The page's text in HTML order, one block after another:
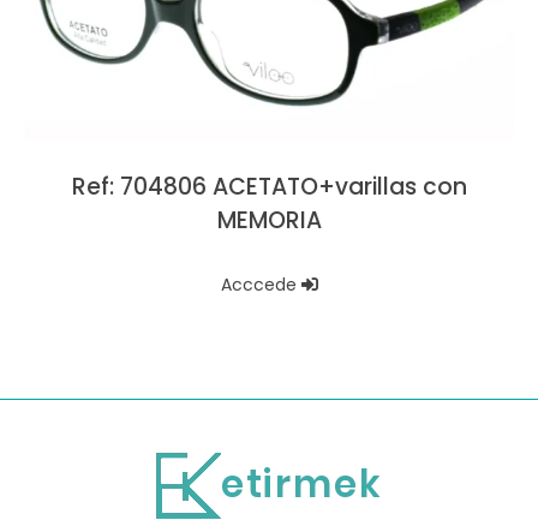
Ref: 704806 ACETATO+varillas con
MEMORIA
Acccede